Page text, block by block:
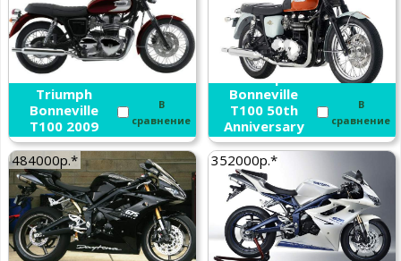
Triumph
Bonneville
T100 2009
В
сравнение
Triumph
Bonneville
T100 50th
Anniversary
2009
В
сравнение
484000р.* 352000р.*